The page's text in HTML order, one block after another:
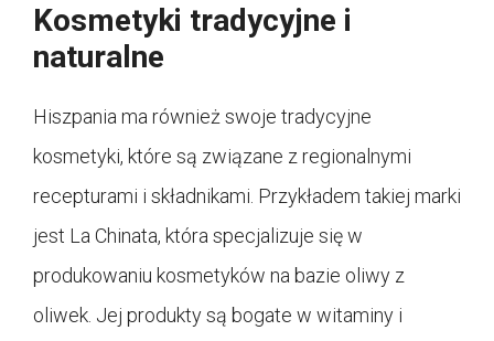
Kosmetyki tradycyjne i
naturalne
Hiszpania ma również swoje tradycyjne
kosmetyki, które są związane z regionalnymi
recepturami i składnikami. Przykładem takiej marki
jest La Chinata, która specjalizuje się w
produkowaniu kosmetyków na bazie oliwy z
oliwek. Jej produkty są bogate w witaminy i